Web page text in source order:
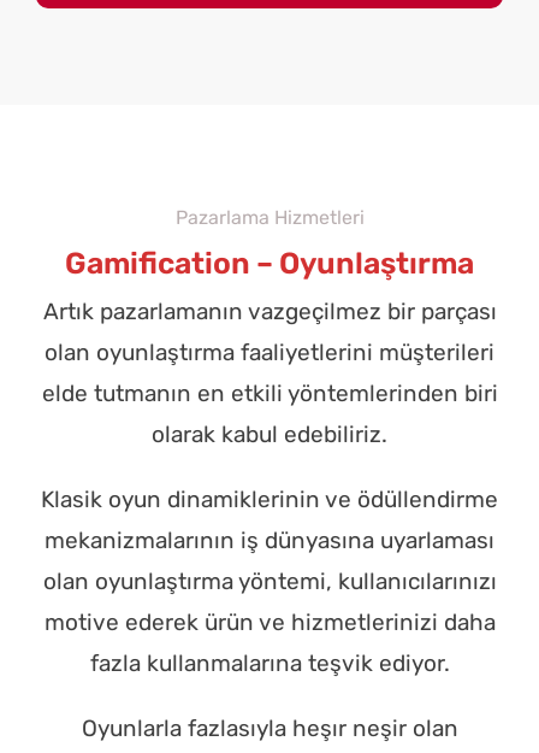
Pazarlama Hizmetleri
Gamification – Oyunlaştırma
Artık pazarlamanın vazgeçilmez bir parçası
olan oyunlaştırma faaliyetlerini müşterileri
elde tutmanın en etkili yöntemlerinden biri
olarak kabul edebiliriz.
Klasik oyun dinamiklerinin ve ödüllendirme
mekanizmalarının iş dünyasına uyarlaması
olan oyunlaştırma yöntemi, kullanıcılarınızı
motive ederek ürün ve hizmetlerinizi daha
fazla kullanmalarına teşvik ediyor.
Oyunlarla fazlasıyla heşır neşir olan